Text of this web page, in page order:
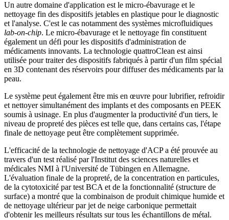
Un autre domaine d'application est le micro-ébavurage et le
nettoyage fin des dispositifs jetables en plastique pour le diagnostic
et l'analyse. C'est le cas notamment des systèmes microfluidiques
lab-on-chip. Le micro-ébavurage et le nettoyage fin constituent
également un défi pour les dispositifs d'administration de
médicaments innovants. La technologie quattroClean est ainsi
utilisée pour traiter des dispositifs fabriqués à partir d'un film spécial
en 3D contenant des réservoirs pour diffuser des médicaments par la
peau.
Le système peut également être mis en œuvre pour lubrifier, refroidir
et nettoyer simultanément des implants et des composants en PEEK
soumis à usinage. En plus d'augmenter la productivité d'un tiers, le
niveau de propreté des pièces est telle que, dans certains cas, l'étape
finale de nettoyage peut être complètement supprimée.
L'efficacité de la technologie de nettoyage d'ACP a été prouvée au
travers d'un test réalisé par l'Institut des sciences naturelles et
médicales NMI à l'Université de Tübingen en Allemagne.
L'évaluation finale de la propreté, de la concentration en particules,
de la cytotoxicité par test BCA et de la fonctionnalité (structure de
surface) a montré que la combinaison de produit chimique humide et
de nettoyage ultérieur par jet de neige carbonique permettait
d'obtenir les meilleurs résultats sur tous les échantillons de métal.